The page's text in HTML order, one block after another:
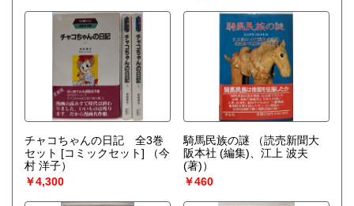
チャコちゃんの日記 全3巻
セット [コミックセット]
（今
村 洋子）
￥4,300
騎馬民族の謎
（読売新聞大
阪本社 (編集)、江上 波夫
(著)）
￥460